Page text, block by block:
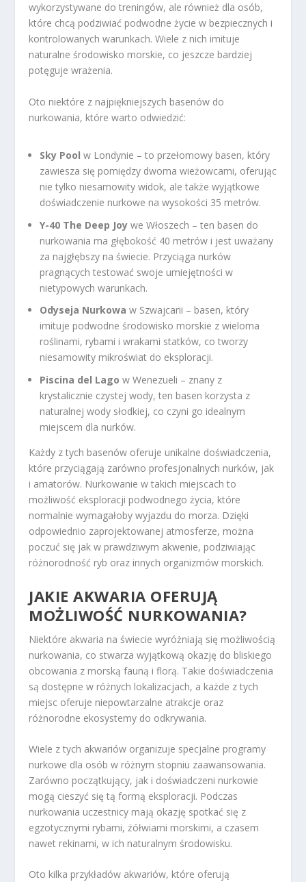
wykorzystywane do treningów, ale również dla osób,
które chcą podziwiać podwodne życie w bezpiecznych i
kontrolowanych warunkach. Wiele z nich imituje
naturalne środowisko morskie, co jeszcze bardziej
potęguje wrażenia.
Oto niektóre z najpiękniejszych basenów do
nurkowania, które warto odwiedzić:
Sky Pool w Londynie – to przełomowy basen, który
zawiesza się pomiędzy dwoma wieżowcami, oferując
nie tylko niesamowity widok, ale także wyjątkowe
doświadczenie nurkowe na wysokości 35 metrów.
Y-40 The Deep Joy we Włoszech – ten basen do
nurkowania ma głębokość 40 metrów i jest uważany
za najgłębszy na świecie. Przyciąga nurków
pragnących testować swoje umiejętności w
nietypowych warunkach.
Odyseja Nurkowa w Szwajcarii – basen, który
imituje podwodne środowisko morskie z wieloma
roślinami, rybami i wrakami statków, co tworzy
niesamowity mikroświat do eksploracji.
Piscina del Lago w Wenezueli – znany z
krystalicznie czystej wody, ten basen korzysta z
naturalnej wody słodkiej, co czyni go idealnym
miejscem dla nurków.
Każdy z tych basenów oferuje unikalne doświadczenia,
które przyciągają zarówno profesjonalnych nurków, jak
i amatorów. Nurkowanie w takich miejscach to
możliwość eksploracji podwodnego życia, które
normalnie wymagałoby wyjazdu do morza. Dzięki
odpowiednio zaprojektowanej atmosferze, można
poczuć się jak w prawdziwym akwenie, podziwiając
różnorodność ryb oraz innych organizmów morskich.
JAKIE AKWARIA OFERUJĄ
MOŻLIWOŚĆ NURKOWANIA?
Niektóre akwaria na świecie wyróżniają się możliwością
nurkowania, co stwarza wyjątkową okazję do bliskiego
obcowania z morską fauną i florą. Takie doświadczenia
są dostępne w różnych lokalizacjach, a każde z tych
miejsc oferuje niepowtarzalne atrakcje oraz
różnorodne ekosystemy do odkrywania.
Wiele z tych akwariów organizuje specjalne programy
nurkowe dla osób w różnym stopniu zaawansowania.
Zarówno początkujący, jak i doświadczeni nurkowie
mogą cieszyć się tą formą eksploracji. Podczas
nurkowania uczestnicy mają okazję spotkać się z
egzotycznymi rybami, żółwiami morskimi, a czasem
nawet rekinami, w ich naturalnym środowisku.
Oto kilka przykładów akwariów, które oferują